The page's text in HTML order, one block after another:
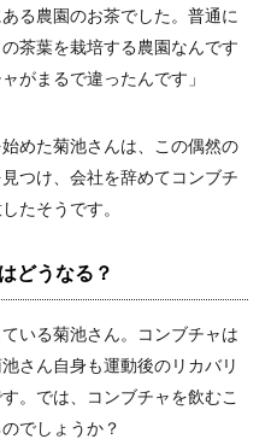
る農園のお茶でした。普通に
茶葉を栽培する農園なんです
がまるで違ったんです」
めた菊池さんは、この偶然の
つけ、会社を辞めてコンブチ
たそうです。
どうなる？
いる菊池さん。コンブチャは
さん自身も運動後のリカバリ
。では、コンブチャを飲むこ
でしょうか？